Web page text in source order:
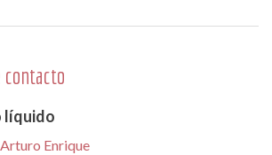
contacto
líquido
Enrique